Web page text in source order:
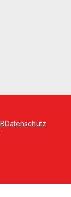
Datenschutz